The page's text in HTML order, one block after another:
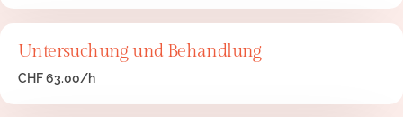
Untersuchung und Behandlung
CHF 63.00/h